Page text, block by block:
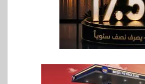
وزير الشباب والرياضة يلتقي
بالرئيس التنفيذي والعضو المنتدب
لبنك saib لبحث تعزيز التعاون
المشترك
حماقي يشعل سعادة ساحل في